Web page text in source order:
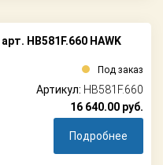
арт. HB581F.660 HAWK
Под заказ
Артикул: HB581F.660
16 640.00 руб.
Подробнее